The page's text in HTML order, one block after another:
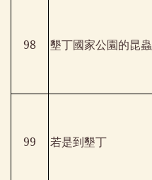
98 墾丁國家公園的昆蟲
99 若是到墾丁